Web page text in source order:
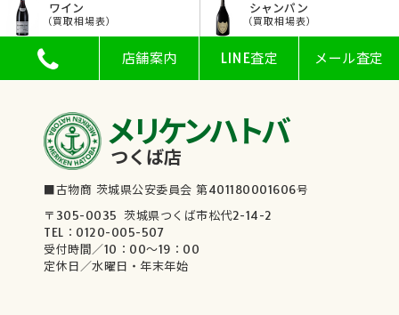
ワイン
（買取相場表）
シャンパン
（買取相場表）
店舗案内 LINE査定 メール査定
メリケンハトバ
つくば店
■古物商 茨城県公安委員会 第401180001606号
〒305-0035 茨城県つくば市松代2-14-2
TEL：0120-005-507
受付時間／10：00～19：00
定休日／水曜日・年末年始